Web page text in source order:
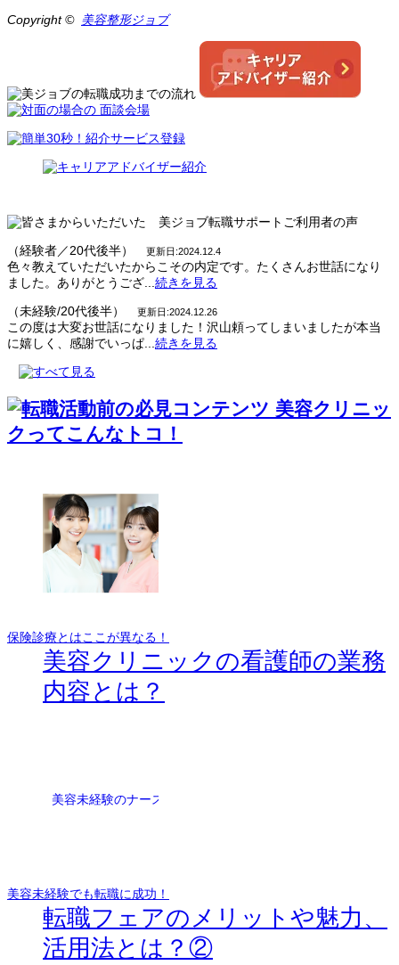
Copyright © 美容整形ジョブ
（経験者／20代後半） 更新日:2024.12.4
色々教えていただいたからこその内定です。たくさんお世話になり
ました。ありがとうござ...続きを見る
（未経験/20代後半）
更新日:2024.12.26
この度は大変お世話になりました！沢山頼ってしまいましたが本当
に嬉しく、感謝でいっぱ...続きを見る
保険診療とはここが異なる！
美容クリニックの看護師の業務
内容とは？
美容未経験でも転職に成功！
転職フェアのメリットや魅力、
活用法とは？②